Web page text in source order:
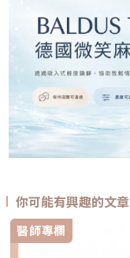
你可能有興趣的文章
醫師專欄